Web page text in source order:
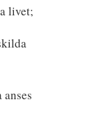
livet;